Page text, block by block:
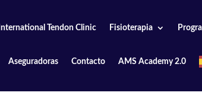
International Tendon Clinic Fisioterapia
Aseguradoras Contacto AMS Academy 2.0